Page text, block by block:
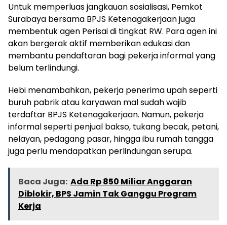
Untuk memperluas jangkauan sosialisasi, Pemkot
Surabaya bersama BPJS Ketenagakerjaan juga
membentuk agen Perisai di tingkat RW. Para agen ini
akan bergerak aktif memberikan edukasi dan
membantu pendaftaran bagi pekerja informal yang
belum terlindungi.
Hebi menambahkan, pekerja penerima upah seperti
buruh pabrik atau karyawan mal sudah wajib
terdaftar BPJS Ketenagakerjaan. Namun, pekerja
informal seperti penjual bakso, tukang becak, petani,
nelayan, pedagang pasar, hingga ibu rumah tangga
juga perlu mendapatkan perlindungan serupa.
Baca Juga: Ada Rp 850 Miliar Anggaran
Diblokir, BPS Jamin Tak Ganggu Program
Kerja